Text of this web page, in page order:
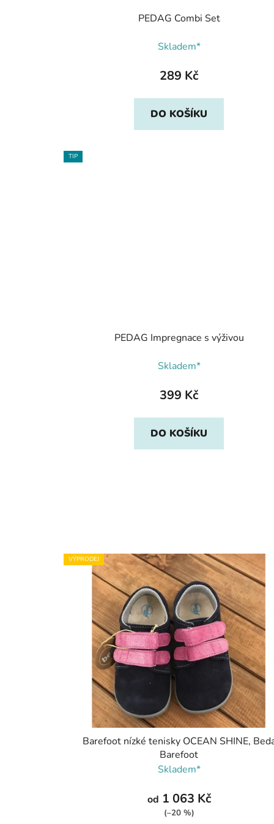
PEDAG Combi Set
Skladem*
289 Kč
DO KOŠÍKU
TIP
PEDAG Impregnace s výživou
Skladem*
399 Kč
DO KOŠÍKU
VÝPRODEJ
Barefoot nízké tenisky OCEAN SHINE,
Barefoot
Skladem*
od 1 063 Kč
(–20 %)